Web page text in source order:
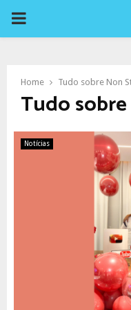
PRIMARY
Home Tudo sobre Non
Tudo
Notícias